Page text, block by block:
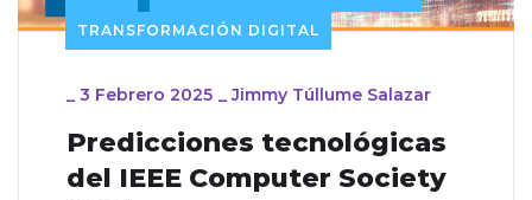
TRANSFORMACIÓN DIGITAL
_ 3 Febrero 2025 _Jimmy Túllume Salazar
Predicciones tecnológicas
del IEEE Computer Society